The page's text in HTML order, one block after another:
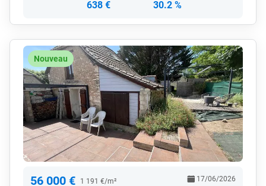
638 € 30.2 %
Nouveau
56 000 € 1 191 €/m² 17/06/2026